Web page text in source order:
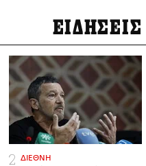
ΕΙΔΗΣΕΙΣ
ΔΙΕΘΝΗ